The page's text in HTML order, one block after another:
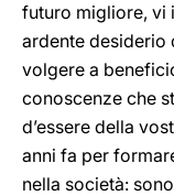
futuro migliore, vi
ardente desiderio
volgere a
conoscenze che
d’essere della
anni fa per
nella società: